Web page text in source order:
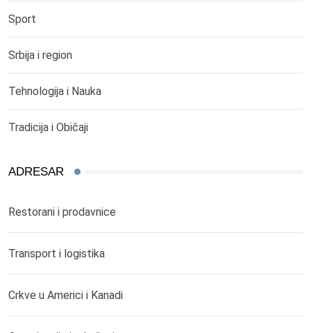
Sport
Srbija i region
Tehnologija i Nauka
Tradicija i Običaji
ADRESAR
Restorani i prodavnice
Transport i logistika
Crkve u Americi i Kanadi